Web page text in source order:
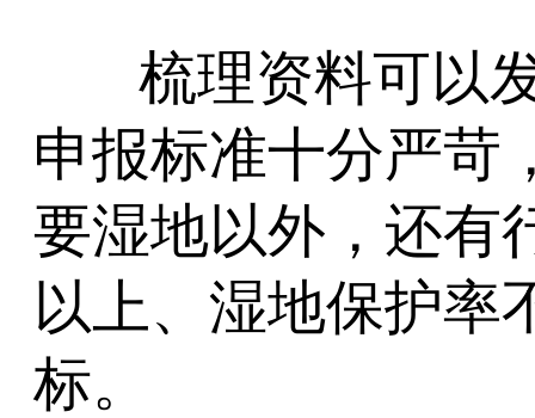
梳理资料可以
申报标准十分严苛
要湿地以外，还有
以上、湿地保护率
标。